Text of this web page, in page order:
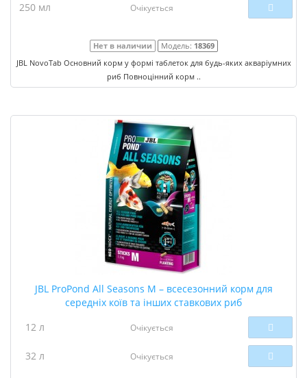
250 мл Очікується
Нет в наличии Модель: 18369
JBL NovoTab Основний корм у формі таблеток для будь-яких акваріумних
риб Повноцінний корм ..
JBL ProPond All Seasons M – всесезонний корм для
середніх коїв та інших ставкових риб
12 л
Очікується
32 л Очікується